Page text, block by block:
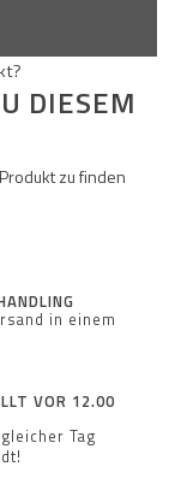
DIESEM
zu finden
in einem
VOR 12.00
Tag